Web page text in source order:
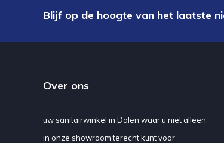
Blijf op de hoogte van het laatste
Over ons
uw sanitairwinkel in Dalen waar u niet alleen
in onze showroom terecht kunt voor